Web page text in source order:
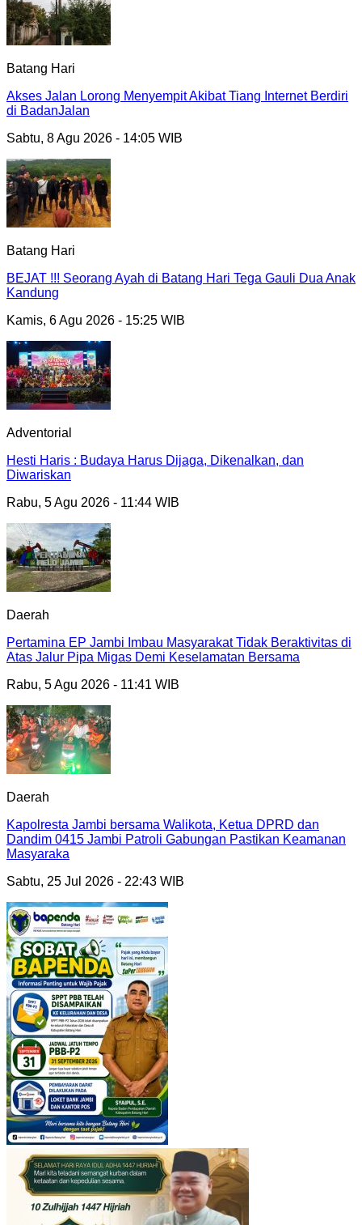
Batang Hari
Akses Jalan Lorong Menyempit Akibat Tiang Internet Berdiri
di BadanJalan
Sabtu, 8 Agu 2026 - 14:05 WIB
Batang Hari
BEJAT !!! Seorang Ayah di Batang Hari Tega Gauli Dua Anak
Kandung
Kamis, 6 Agu 2026 - 15:25 WIB
Adventorial
Hesti Haris : Budaya Harus Dijaga, Dikenalkan, dan
Diwariskan
Rabu, 5 Agu 2026 - 11:44 WIB
Daerah
Pertamina EP Jambi Imbau Masyarakat Tidak Beraktivitas di
Atas Jalur Pipa Migas Demi Keselamatan Bersama
Rabu, 5 Agu 2026 - 11:41 WIB
Daerah
Kapolresta Jambi bersama Walikota, Ketua DPRD dan
Dandim 0415 Jambi Patroli Gabungan Pastikan Keamanan
Masyaraka
Sabtu, 25 Jul 2026 - 22:43 WIB